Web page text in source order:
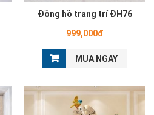
Đồng hồ trang trí ĐH76
999,000đ
MUA NGAY